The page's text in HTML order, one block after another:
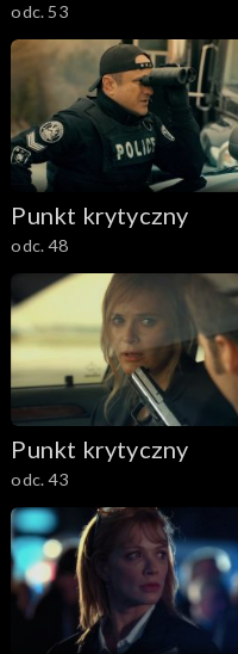
odc. 53
Punkt krytyczny
odc. 48
Punkt krytyczny
odc. 43